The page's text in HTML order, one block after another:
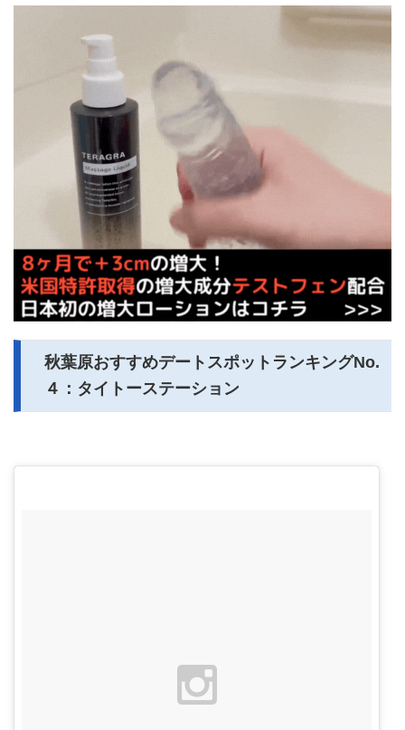
秋葉原おすすめデートスポットランキングNo.
４：タイトーステーション